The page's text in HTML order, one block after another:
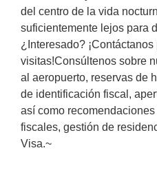
del centro de la vida
suficientemente lejos para
¿Interesado?
visitas!Consúltenos sobre
al ‌aeropuerto, ‌reservas ‌de
‌de ‌identificación ‌fiscal,
así ‌como
‌fiscales, gestión de
‌Visa.~